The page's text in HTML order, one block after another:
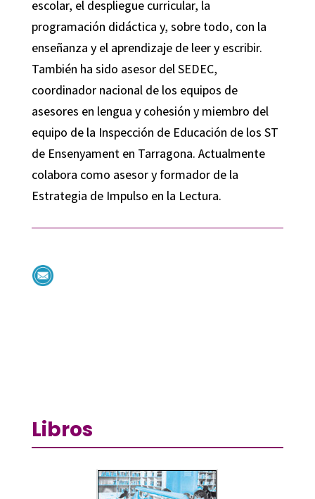
escolar, el despliegue curricular, la
programación didáctica y, sobre todo, con la
enseñanza y el aprendizaje de leer y escribir.
También ha sido asesor del SEDEC,
coordinador nacional de los equipos de
asesores en lengua y cohesión y miembro del
equipo de la Inspección de Educación de los ST
de Ensenyament en Tarragona. Actualmente
colabora como asesor y formador de la
Estrategia de Impulso en la Lectura.
Libros